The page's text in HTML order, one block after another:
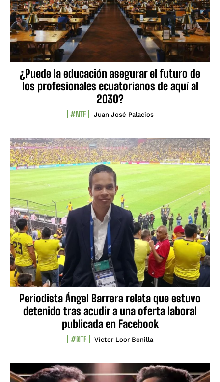
¿Puede la educación asegurar el futuro de
los profesionales ecuatorianos de aquí al
2030?
#NTF Juan José Palacios
Periodista Ángel Barrera relata que estuvo
detenido tras acudir a una oferta laboral
publicada en Facebook
#NTF Víctor Loor Bonilla